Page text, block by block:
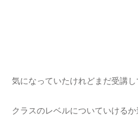
気になっていたけれどまだ受講し
クラスのレベルについていけるか